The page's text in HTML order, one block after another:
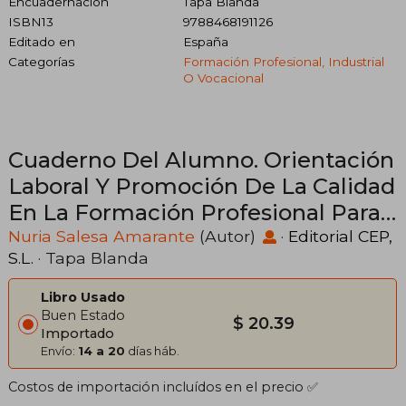
ISBN13
9788468191126
Editado en
España
Categorías
Formación Profesional, Industrial
O Vocacional
Cuaderno Del Alumno. Orientación
Laboral Y Promoción De La Calidad
En La Formación Profesional Para
El Empleo (mf1446_3). Certificados
De Profesionalidad. Docencia De
La Formación Profesional Para El
Empleo (ssce0110)
Nuria Salesa Amarante (Autor) · Editorial CEP,
S.L. · Tapa Blanda
Libro Usado
Buen Estado
Importado
Envío: 14 a 20 días háb.
$ 20.39
Costos de importación incluídos en el precio ✅